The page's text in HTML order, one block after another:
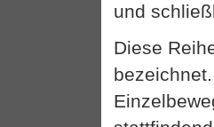
und
Diese